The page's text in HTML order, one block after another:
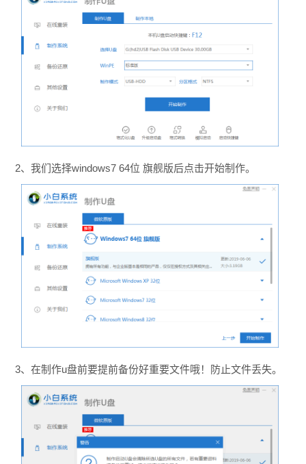
2、我们选择windows7 64位 旗舰版后点击开始制作。
3、在制作u盘前要提前备份好重要文件哦！防止文件丢失。